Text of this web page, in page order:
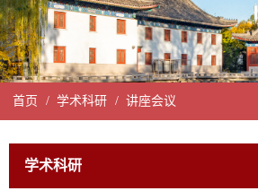
首页 / 学术科研 / 讲座会议
学术科研